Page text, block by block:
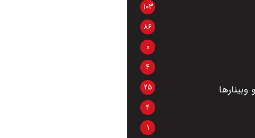
103
86
0
4
25
4
1